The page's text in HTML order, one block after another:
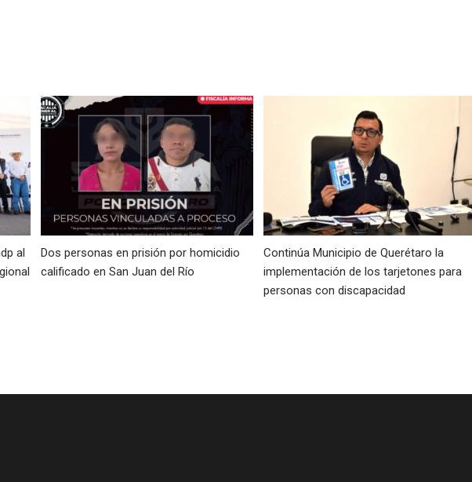
al
Dos personas en prisión por homicidio
calificado en San Juan del Río
Continúa Municipio de Querétaro la
implementación de los tarjetones para
personas con discapacidad